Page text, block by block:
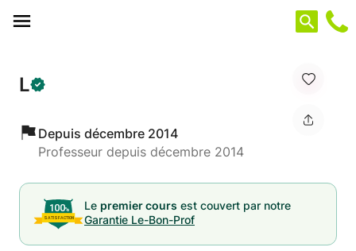
L
Depuis décembre 2014
Professeur depuis décembre 2014
Le premier cours est couvert par notre
Garantie Le-Bon-Prof